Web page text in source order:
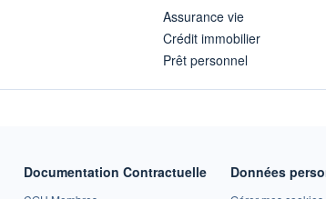
Assurance vie
Crédit immobilier
Prêt personnel
Documentation Contractuelle Données